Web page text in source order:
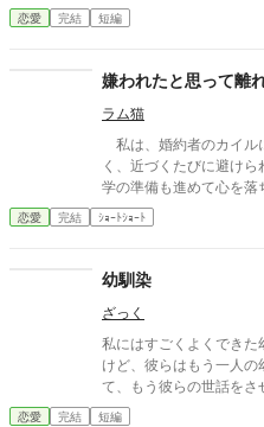
家を救うため、エリアー
恋愛 完結 短編
嫌われたと思って離
ラム猫
私は、婚約者のカイル
く、近づくたびに避け
学の準備も進めて心を
恋愛 完結 ｼｮｰﾄｼｮｰﾄ
幼馴染
ざっく
私にはすごくよくでき
けど、彼らはもう一人の
て、もう彼らの世話をさ
恋愛 完結 短編